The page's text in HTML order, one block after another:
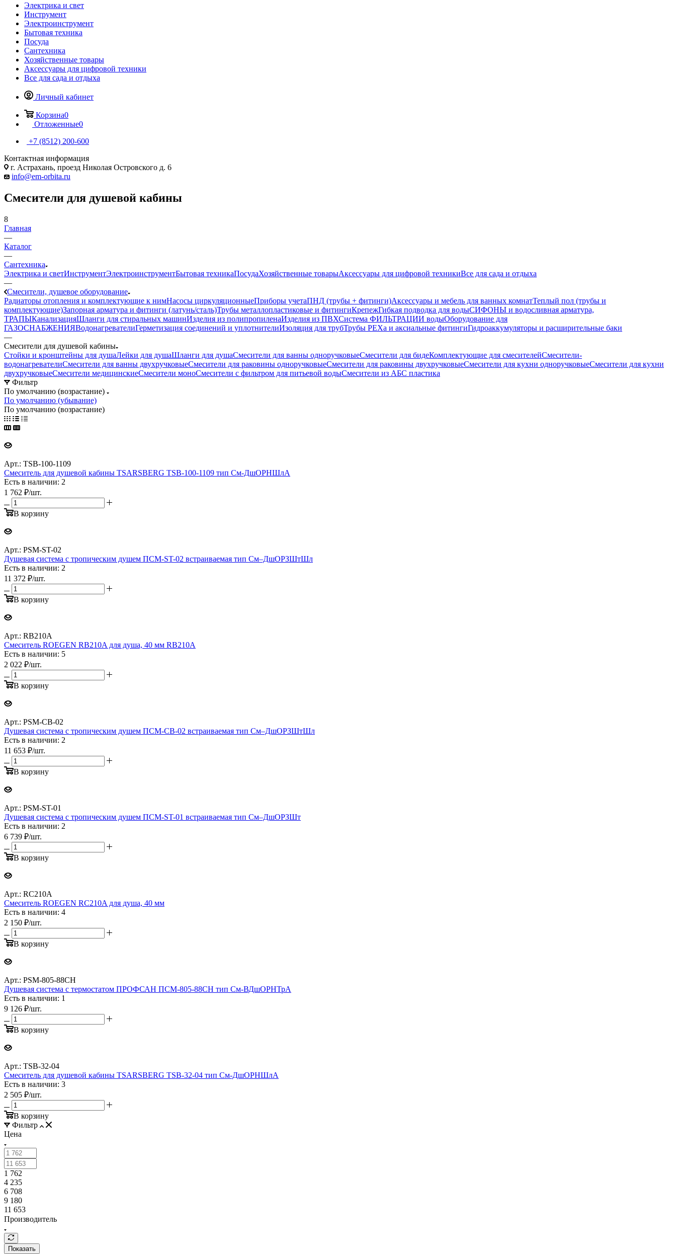
Электрика и свет
Инструмент
Электроинструмент
Бытовая техника
Посуда
Сантехника
Хозяйственные товары
Аксессуары для цифровой техники
Все для сада и отдыха
Личный кабинет
Корзина0
Отложенные0
+7 (8512) 200-600
Контактная информация
г. Астрахань, проезд Николая Островского д. 6
info@em-orbita.ru
Смесители для душевой кабины
8
Главная
—
Каталог
—
Сантехника
Электрика и светИнструментЭлектроинструментБытовая техникаПосудаХозяйственные товарыАксессуары для цифровой техникиВсе для сада и отдыха
—
Смесители, душевое оборудование
Радиаторы отопления и комплектующие к нимНасосы циркуляционныеПриборы учетаПНД (трубы + фитинги)Аксессуары и мебель для ванных комнатТеплый пол (трубы и
комплектующие)Запорная арматура и фитинги (латунь/сталь)Трубы металлопластиковые и фитингиКрепежГибкая подводка для водыСИФОНЫ и водосливная арматура,
ТРАПЫКанализацияШланги для стиральных машинИзделия из полипропиленаИзделия из ПВХСистема ФИЛЬТРАЦИИ водыОборудование для
ГАЗОСНАБЖЕНИЯВодонагревателиГерметизация соединений и уплотнителиИзоляция для трубТрубы PEXa и аксиальные фитингиГидроаккумуляторы и расширительные баки
—
Смесители для душевой кабины
Стойки и кронштейны для душаЛейки для душаШланги для душаСмесители для ванны одноручковыеСмесители для бидеКомплектующие для смесителейСмесители-
водонагревателиСмесители для ванны двухручковыеСмесители для раковины одноручковыеСмесители для раковины двухручковыеСмесители для кухни одноручковыеСмесители для кухни
двухручковыеСмесители медицинскиеСмесители моноСмесители с фильтром для питьевой водыСмесители из АБС пластика
Фильтр
По умолчанию (возрастание)
По умолчанию (убывание)
По умолчанию (возрастание)
Арт.: TSB-100-1109
Смеситель для душевой кабины TSARSBERG TSB-100-1109 тип См-ДшОРНШлА
Есть в наличии: 2
1 762 ₽/шт.
В корзину
Арт.: PSM-ST-02
Душевая система с тропическим душем ПСМ-ST-02 встраиваемая тип См–ДшОРЗШтШл
Есть в наличии: 2
11 372 ₽/шт.
В корзину
Арт.: RB210A
Смеситель ROEGEN RB210A для душа, 40 мм RB210A
Есть в наличии: 5
2 022 ₽/шт.
В корзину
Арт.: PSM-CB-02
Душевая система с тропическим душем ПСМ-CB-02 встраиваемая тип См–ДшОРЗШтШл
Есть в наличии: 2
11 653 ₽/шт.
В корзину
Арт.: PSM-ST-01
Душевая система с тропическим душем ПСМ-ST-01 встраиваемая тип См–ДшОРЗШт
Есть в наличии: 2
6 739 ₽/шт.
В корзину
Арт.: RC210A
Смеситель ROEGEN RC210A для душа, 40 мм
Есть в наличии: 4
2 150 ₽/шт.
В корзину
Арт.: PSM-805-88CH
Душевая система с термостатом ПРОФСАН ПСМ-805-88CH тип См-ВДшОРНТрА
Есть в наличии: 1
9 126 ₽/шт.
В корзину
Арт.: TSB-32-04
Смеситель для душевой кабины TSARSBERG TSB-32-04 тип См-ДшОРНШлА
Есть в наличии: 3
2 505 ₽/шт.
В корзину
Фильтр
Цена
1 762
4 235
6 708
9 180
11 653
Производитель
Показать